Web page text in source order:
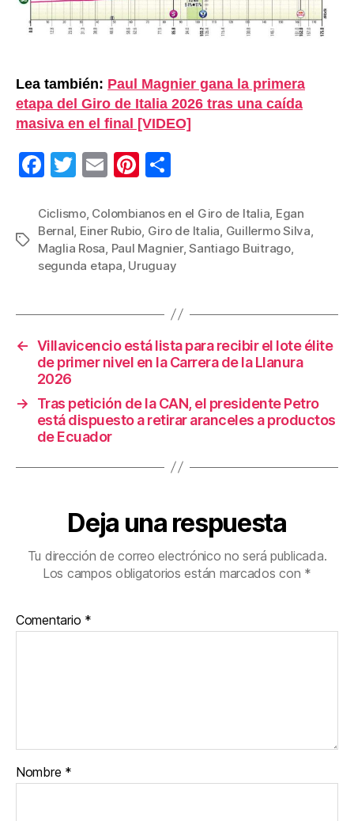
Lea también: Paul Magnier gana la primera
etapa del Giro de Italia 2026 tras una caída
masiva en el final [VIDEO]
F
c
e
b
o
k
T
tt
er
E
ail
Pi
er
e
st
m
p
ar
Etiquetas
Ciclismo, Colombianos en el Giro de Italia, Egan
Bernal, Einer Rubio, Giro de Italia, Guillermo Silva,
Maglia Rosa, Paul Magnier,Santiago Buitrago,
segunda etapa, Uruguay
← Villavicencio está lista para recibir el lote élite
de primer nivel en la Carrera de la Llanura
2026
→
Tras petición de la CAN, el presidente Petro
está dispuesto a retirar aranceles a productos
de Ecuador
Deja una respuesta
Tu dirección de correo electrónico no será publicada.
Los campos obligatorios están marcados con *
Comentario *
Nombre *